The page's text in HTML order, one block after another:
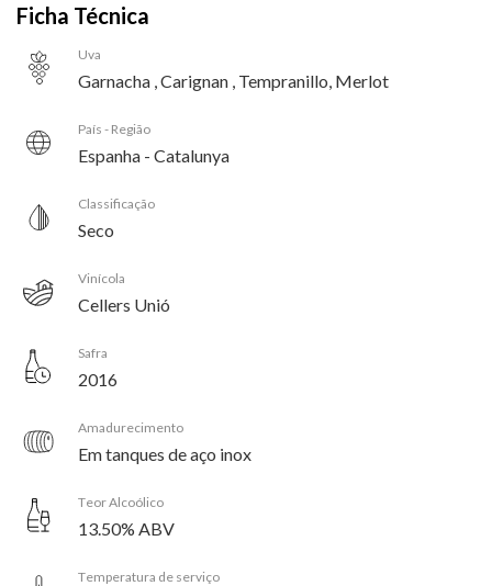
Ficha Técnica
Uva
Garnacha , Carignan , Tempranillo, Merlot
País - Região
Espanha - Catalunya
Classificação
Seco
Vinícola
Cellers Unió
Safra
2016
Amadurecimento
Em tanques de aço inox
Teor Alcoólico
13.50% ABV
Temperatura de serviço